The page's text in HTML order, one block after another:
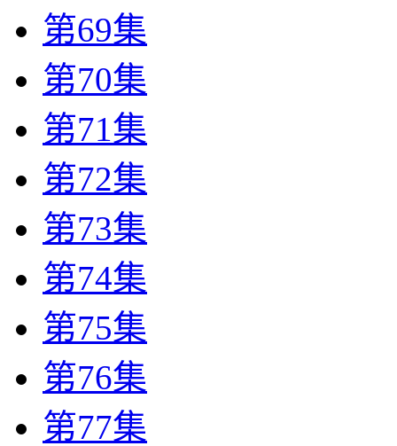
第69集
第70集
第71集
第72集
第73集
第74集
第75集
第76集
第77集